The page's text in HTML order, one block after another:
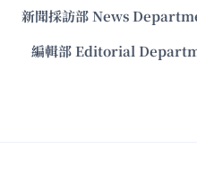
新聞採訪部 News
編輯部 Editorial